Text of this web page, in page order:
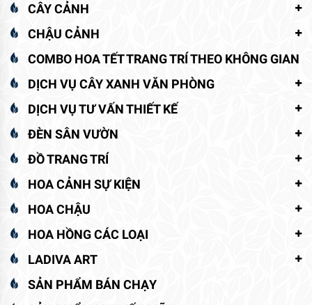
CÂY CẢNH
CHẬU CẢNH
COMBO HOA TẾT TRANG TRÍ THEO KHÔNG GIAN
DỊCH VỤ CÂY XANH VĂN PHÒNG
DỊCH VỤ TƯ VẤN THIẾT KẾ
ĐÈN SÂN VƯỜN
ĐỒ TRANG TRÍ
HOA CẢNH SỰ KIỆN
HOA CHẬU
HOA HỒNG CÁC LOẠI
LADIVA ART
SẢN PHẨM BÁN CHẠY